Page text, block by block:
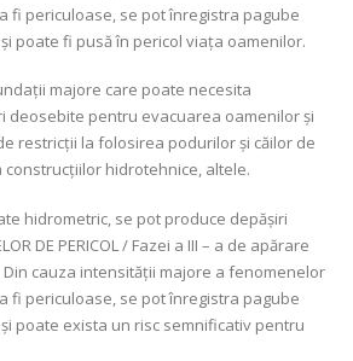
fi periculoase, se pot înregistra pagube
poate fi pusă în pericol viața oamenilor.
majore care poate necesita
deosebite pentru evacuarea oamenilor şi
restricţii la folosirea podurilor şi căilor de
hidrotehnice, altele.
hidrometric, se pot produce depășiri
DE PERICOL / Fazei a III – a de apărare
Din cauza intensității majore a fenomenelor
fi periculoase, se pot înregistra pagube
poate exista un risc semnificativ pentru